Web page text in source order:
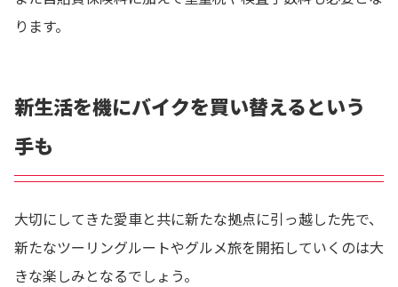
ります。
新生活を機にバイクを買い替えるという
手も
大切にしてきた愛車と共に新たな拠点に引っ越した先で、
新たなツーリングルートやグルメ旅を開拓していくのは大
きな楽しみとなるでしょう。